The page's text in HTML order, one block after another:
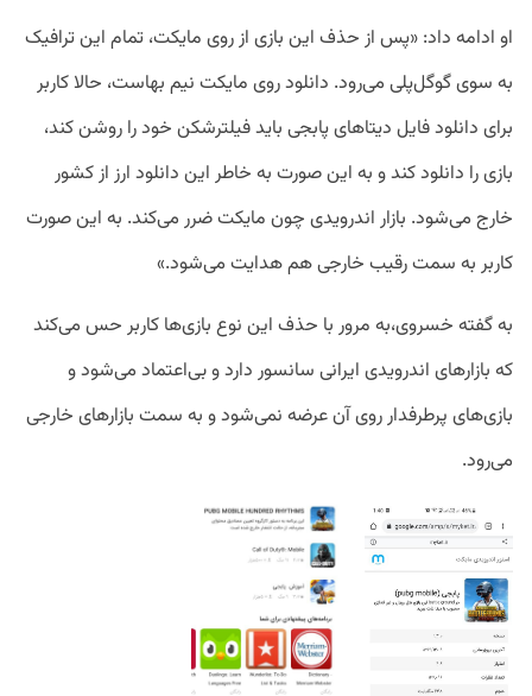
او ادامه داد: «پس از حذف این بازی از روی مایکت، تمام این ترافیک
به سوی گوگل‌پلی می‌رود. دانلود روی مایکت نیم بهاست، حالا کاربر
برای دانلود فایل دیتاهای پابجی باید فیلترشکن خود را روشن کند،
بازی را دانلود کند و به این صورت به خاطر این دانلود ارز از کشور
خارج می‌شود. بازار اندرویدی چون مایکت ضرر می‌کند. به این صورت
کاربر به سمت رقیب خارجی هم هدایت می‌شود.»
به گفته خسروی،به مرور با حذف این نوع بازی‌ها کاربر حس می‌کند
که بازارهای اندرویدی ایرانی سانسور دارد و بی‌اعتماد می‌شود و
بازی‌های پرطرفدار روی آن عرضه نمی‌شود و به سمت بازارهای خارجی
می‌رود.